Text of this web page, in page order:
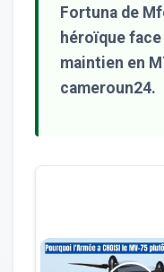
Fortuna de
héroïque
maintien en
cameroun24.